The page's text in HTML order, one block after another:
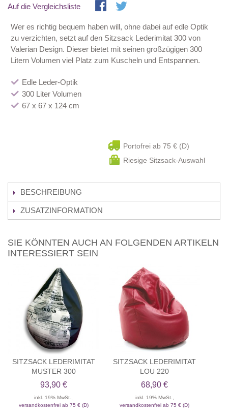
Auf die Vergleichsliste
Wer es richtig bequem haben will, ohne dabei auf edle Optik
zu verzichten, setzt auf den Sitzsack Lederimitat 300 von
Valerian Design. Dieser bietet mit seinen großzügigen 300
Litern Volumen viel Platz zum Kuscheln und Entspannen.
Edle Leder-Optik
300 Liter Volumen
67 x 67 x 124 cm
Portofrei ab 75 € (D)
Riesige Sitzsack-Auswahl
BESCHREIBUNG
ZUSATZINFORMATION
SIE KÖNNTEN AUCH AN FOLGENDEN ARTIKELN
INTERESSIERT SEIN
SITZSACK LEDERIMITAT
MUSTER 300
93,90 €
inkl. 19% MwSt.,
versandkostenfrei ab 75 € (D)
SITZSACK LEDERIMITAT
LOU 220
68,90 €
inkl. 19% MwSt.,
versandkostenfrei ab 75 € (D)